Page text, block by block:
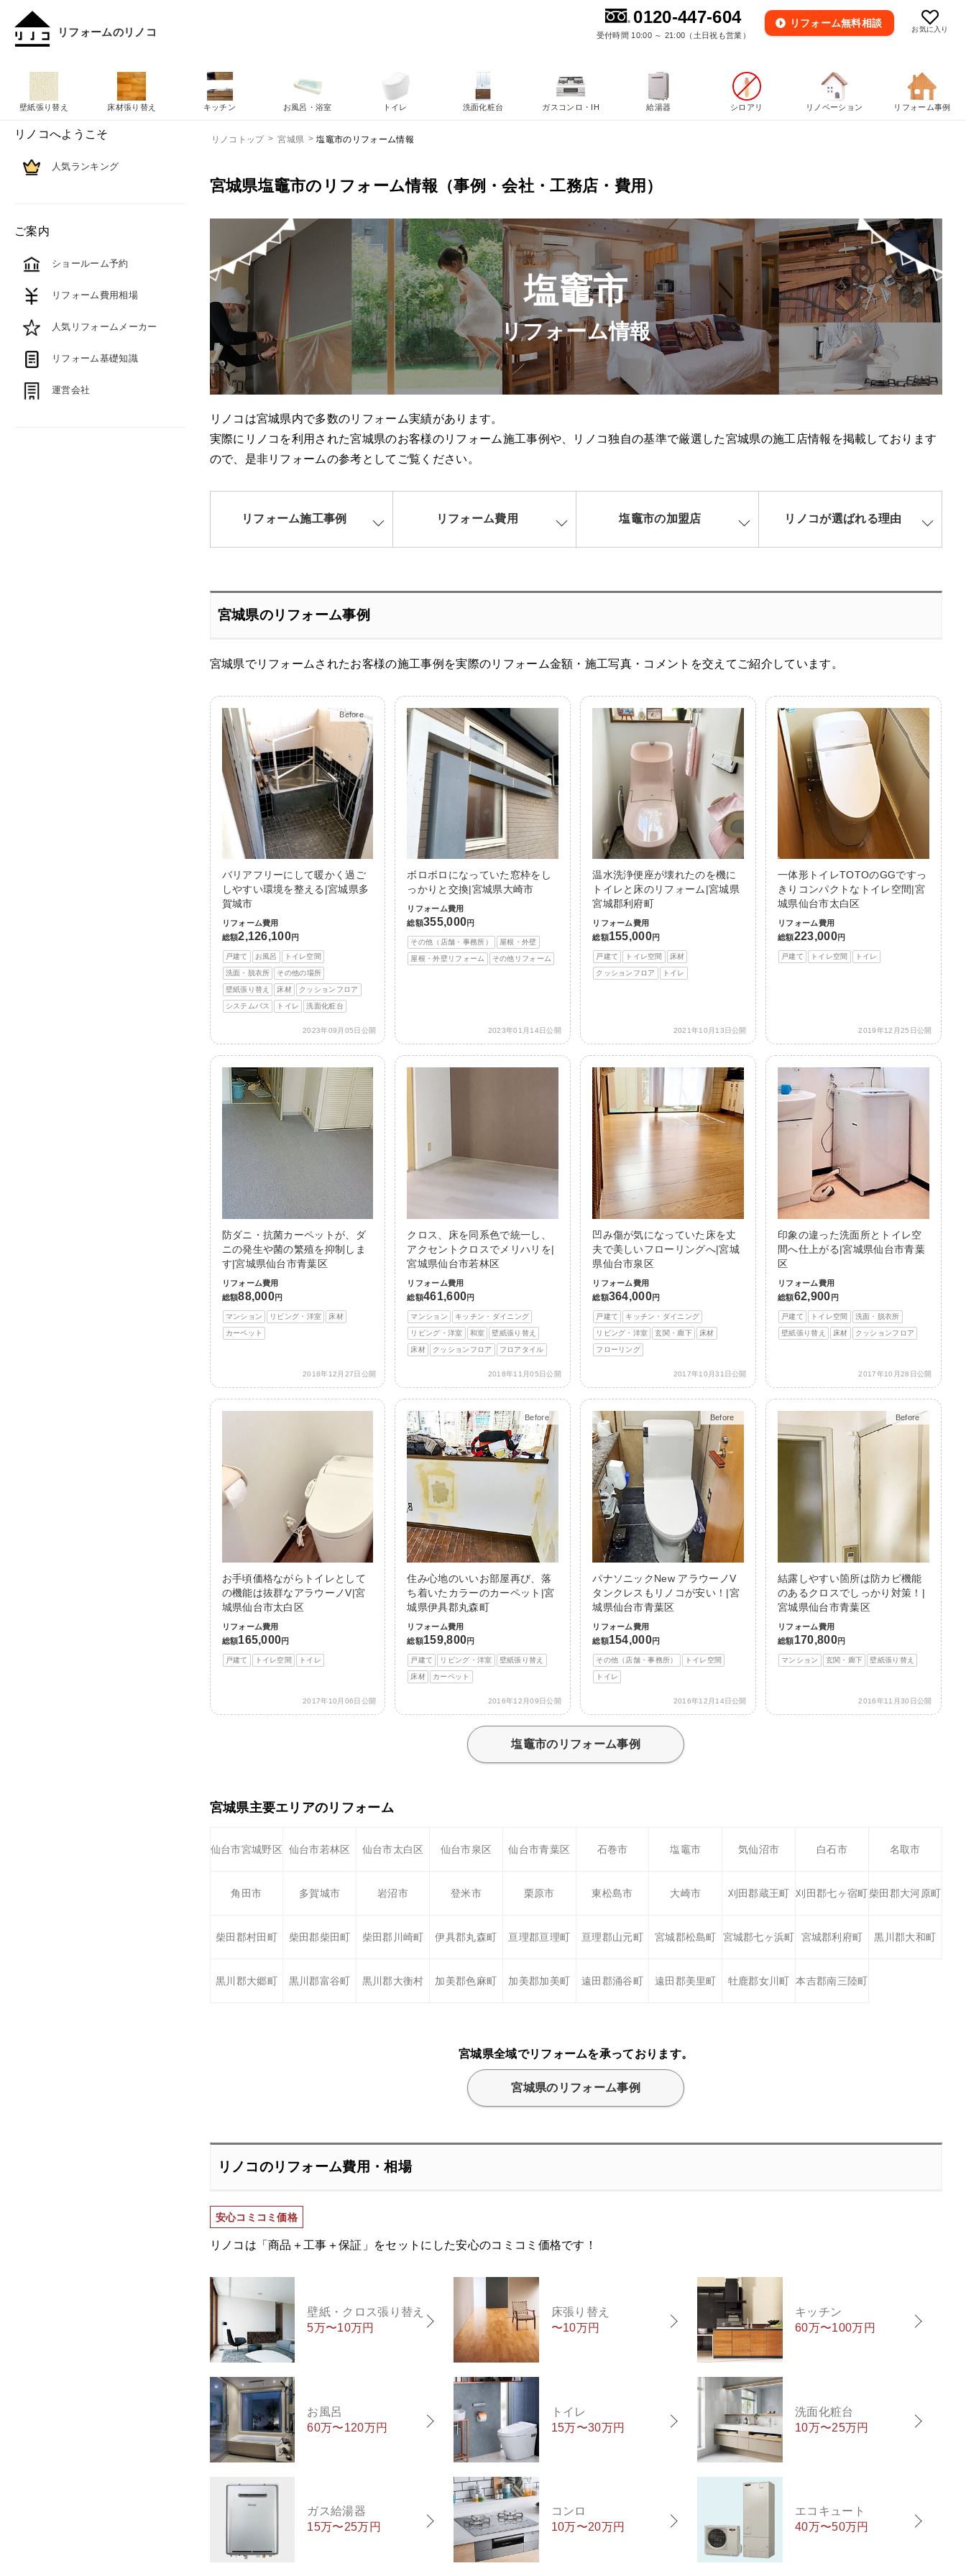
リフォームのリノコ お気に入り
0120-447-604
受付時間 10:00 ～ 21:00（土日祝も営業）
リフォーム無料相談
リノコトップ 宮城県 塩竈市のリフォーム情報
宮城県塩竈市のリフォーム情報（事例・会社・工務店・費用）
塩竈市
リフォーム情報
リノコは宮城県内で多数のリフォーム実績があります。
実際にリノコを利用された宮城県のお客様のリフォーム施工事例や、リノコ独自の基準で厳選した宮城県の施工店情報を掲載しております
ので、是非リフォームの参考としてご覧ください。
リフォーム施工事例 リフォーム費用 塩竈市の加盟店 リノコが選ばれる理由
宮城県のリフォーム事例
宮城県でリフォームされたお客様の施工事例を実際のリフォーム金額・施工写真・コメントを交えてご紹介しています。
Before
After
バリアフリーにして暖かく過ご
しやすい環境を整える|宮城県多
賀城市
リフォーム費用
総額2,126,100円
戸建て お風呂 トイレ空間
洗面・脱衣所 その他の場所
壁紙張り替え 床材 クッションフロア
システムバス トイレ 洗面化粧台
2023年09月05日公開
ボロボロになっていた窓枠をし
っかりと交換|宮城県大崎市
リフォーム費用
総額355,000円
その他（店舗・事務所） 屋根・外壁
屋根・外壁リフォーム その他リフォーム
2023年01月14日公開
温水洗浄便座が壊れたのを機に
トイレと床のリフォーム|宮城県
宮城郡利府町
リフォーム費用
総額155,000円
戸建て トイレ空間 床材
クッションフロア トイレ
2021年10月13日公開
一体形トイレTOTOのGGですっ
きりコンパクトなトイレ空間|宮
城県仙台市太白区
リフォーム費用
総額223,000円
戸建て トイレ空間 トイレ
2019年12月25日公開
防ダニ・抗菌カーペットが、ダ
ニの発生や菌の繁殖を抑制しま
す|宮城県仙台市青葉区
リフォーム費用
総額88,000円
マンション リビング・洋室 床材
カーペット
2018年12月27日公開
クロス、床を同系色で統一し、
アクセントクロスでメリハリを|
宮城県仙台市若林区
リフォーム費用
総額461,600円
マンション キッチン・ダイニング
リビング・洋室 和室 壁紙張り替え
床材 クッションフロア フロアタイル
2018年11月05日公開
凹み傷が気になっていた床を丈
夫で美しいフローリングへ|宮城
県仙台市泉区
リフォーム費用
総額364,000円
戸建て キッチン・ダイニング
リビング・洋室 玄関・廊下 床材
フローリング
2017年10月31日公開
印象の違った洗面所とトイレ空
間へ仕上がる|宮城県仙台市青葉
区
リフォーム費用
総額62,900 円
戸建て トイレ空間 洗面・脱衣所
壁紙張り替え 床材 クッションフロア
2017年10月28日公開
お手頃価格ながらトイレとして
の機能は抜群なアラウーノV|宮
城県仙台市太白区
リフォーム費用
総額165,000円
戸建て トイレ空間 トイレ
2017年10月06日公開
Before
After
住み心地のいいお部屋再び、落
ち着いたカラーのカーペット|宮
城県伊具郡丸森町
リフォーム費用
総額159,800円
戸建て リビング・洋室 壁紙張り替え
床材 カーペット
2016年12月09日公開
Before
After
パナソニックNew アラウーノV
タンクレスもリノコが安い！|宮
城県仙台市青葉区
リフォーム費用
総額154,000円
その他（店舗・事務所） トイレ空間
トイレ
2016年12月14日公開
Before
After
結露しやすい箇所は防カビ機能
のあるクロスでしっかり対策！|
宮城県仙台市青葉区
リフォーム費用
総額170,800円
マンション 玄関・廊下 壁紙張り替え
2016年11月30日公開
塩竈市のリフォーム事例
宮城県主要エリアのリフォーム
仙台市宮城野区 仙台市若林区 仙台市太白区 仙台市泉区 仙台市青葉区 石巻市 塩竈市 気仙沼市 白石市 名取市
角田市 多賀城市 岩沼市 登米市 栗原市 東松島市 大崎市 刈田郡蔵王町 刈田郡七ヶ宿町柴田郡大河原町
柴田郡村田町 柴田郡柴田町 柴田郡川崎町 伊具郡丸森町 亘理郡亘理町 亘理郡山元町 宮城郡松島町 宮城郡七ヶ浜町 宮城郡利府町 黒川郡大和町
黒川郡大郷町 黒川郡富谷町 黒川郡大衡村 加美郡色麻町 加美郡加美町 遠田郡涌谷町 遠田郡美里町 牡鹿郡女川町 本吉郡南三陸町
宮城県全域でリフォームを承っております。
宮城県のリフォーム事例
リノコのリフォーム費用・相場
安心コミコミ価格
リノコは「商品＋工事＋保証」をセットにした安心のコミコミ価格です！
壁紙・クロス張り替え
5万〜10万円
床張り替え
〜10万円
キッチン
60万〜100万円
お風呂
60万〜120万円
トイレ
15万〜30万円
洗面化粧台
10万〜25万円
ガス給湯器
15万〜25万円
コンロ
10万〜20万円
エコキュート
40万〜50万円
壁紙張り替え 床材張り替え キッチン お風呂・浴室 トイレ 洗面化粧台 ガスコンロ・IH 給湯器 シロアリ リノベーション リフォーム事例
リノコへようこそ
人気ランキング
ご案内
ショールーム予約
リフォーム費用相場
人気リフォームメーカー
リフォーム基礎知識
運営会社